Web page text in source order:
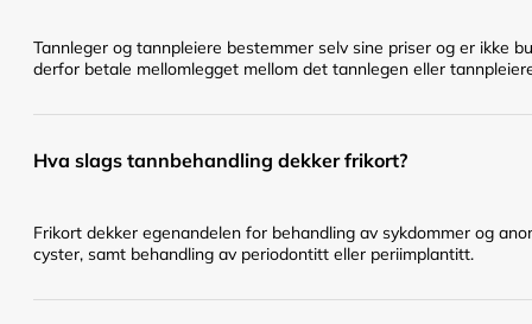
Tannleger og tannpleiere bestemmer selv sine priser og er ikke
derfor betale mellomlegget mellom det tannlegen eller
Hva slags tannbehandling dekker frikort?
Frikort dekker egenandelen for behandling av sykdommer og
cyster, samt behandling av periodontitt eller periimplantitt.